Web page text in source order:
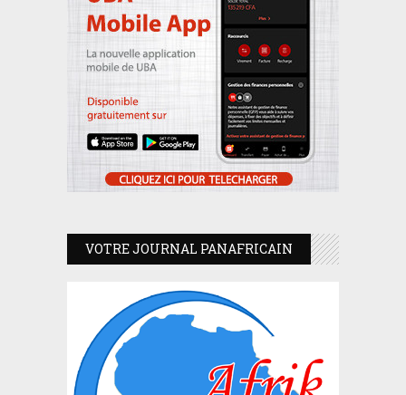
VOTRE JOURNAL PANAFRICAIN